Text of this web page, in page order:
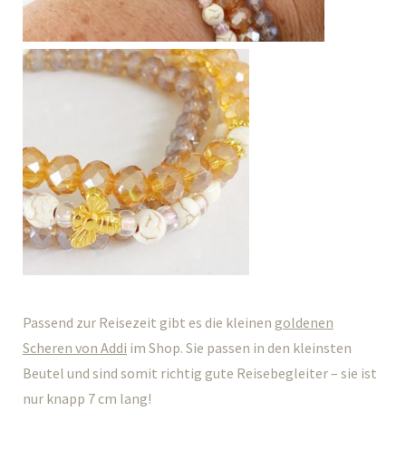
Passend zur Reisezeit gibt es die kleinen goldenen
Scheren von Addi im Shop. Sie passen in den kleinsten
Beutel und sind somit richtig gute Reisebegleiter – sie ist
nur knapp 7 cm lang!